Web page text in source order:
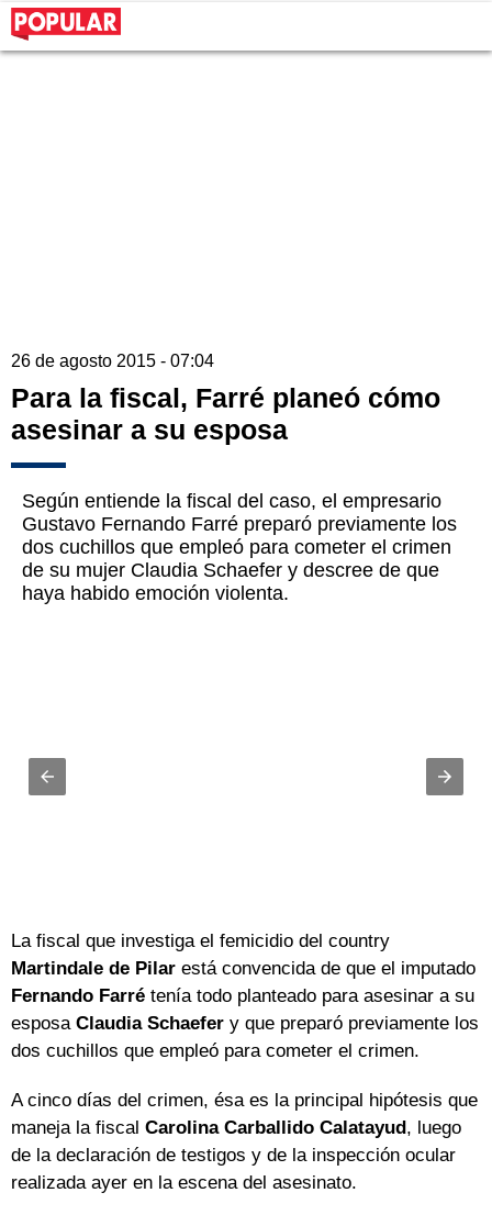
26 de agosto 2015 - 07:04
Para la fiscal, Farré planeó cómo
asesinar a su esposa
Según entiende la fiscal del caso, el empresario
Gustavo Fernando Farré preparó previamente los
dos cuchillos que empleó para cometer el crimen
de su mujer Claudia Schaefer y descree de que
haya habido emoción violenta.
La fiscal que investiga el femicidio del country
Martindale de Pilar está convencida de que el imputado
Fernando Farré tenía todo planteado para asesinar a su
esposa Claudia Schaefer y que preparó previamente los
dos cuchillos que empleó para cometer el crimen.
A cinco días del crimen, ésa es la principal hipótesis que
maneja la fiscal Carolina Carballido Calatayud, luego
de la declaración de testigos y de la inspección ocular
realizada ayer en la escena del asesinato.